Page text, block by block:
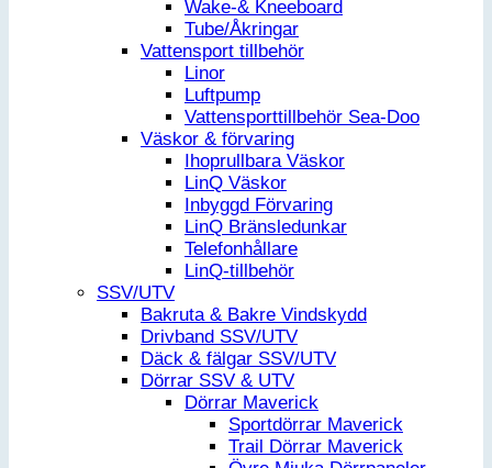
Wake-& Kneeboard
Tube/Åkringar
Vattensport tillbehör
Linor
Luftpump
Vattensporttillbehör Sea-Doo
Väskor & förvaring
Ihoprullbara Väskor
LinQ Väskor
Inbyggd Förvaring
LinQ Bränsledunkar
Telefonhållare
LinQ-tillbehör
SSV/UTV
Bakruta & Bakre Vindskydd
Drivband SSV/UTV
Däck & fälgar SSV/UTV
Dörrar SSV & UTV
Dörrar Maverick
Sportdörrar Maverick
Trail Dörrar Maverick